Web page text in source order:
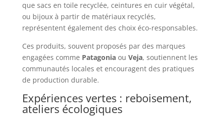
que sacs en toile recyclée, ceintures en cuir végétal,
ou bijoux à partir de matériaux recyclés,
représentent également des choix éco-responsables.
Ces produits, souvent proposés par des marques
engagées comme Patagoniaou Veja, soutiennent les
communautés locales et encouragent des pratiques
de production durable.
Expériences vertes : reboisement,
ateliers écologiques